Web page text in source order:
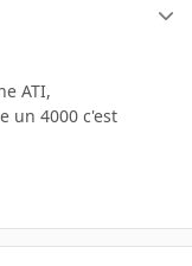
ATI,
un 4000 c'est